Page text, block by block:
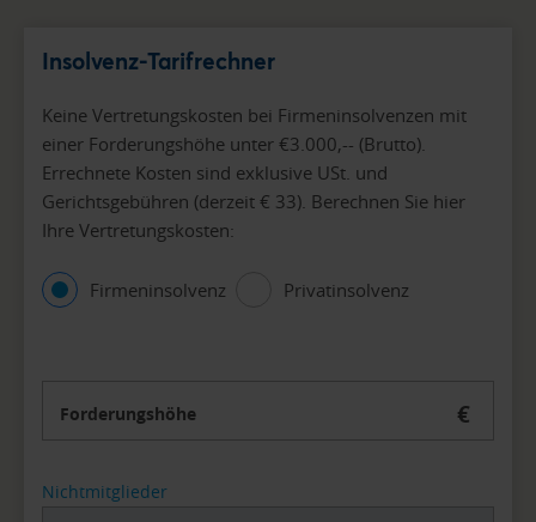
Insolvenz-Tarifrechner
Keine Vertretungskosten bei Firmeninsolvenzen mit
einer Forderungshöhe unter €3.000,-- (Brutto).
Errechnete Kosten sind exklusive USt. und
Gerichtsgebühren (derzeit € 33). Berechnen Sie hier
Ihre Vertretungskosten:
Firmeninsolvenz Privatinsolvenz
Forderungshöhe €
Nichtmitglieder